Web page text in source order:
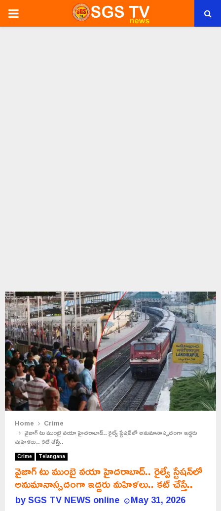
PRIMARY
Home Crime
వైజాగ్ టు ముంబై వయా హైదరాబాద్.. రైల్వే స్టేషన్‌లో అనుమానాస్పదంగా ఇద్దరు
మహిళలు.. కట్ చేస్తే..
Crime Telangana
వైజాగ్ టు ముంబై వయా హైదరాబాద్.. రైల్వే స్టేషన్‌లో
అనుమానాస్పదంగా ఇద్దరు మహిళలు.. కట్ చేస్తే..
bySGS TV NEWS online May 31, 2026